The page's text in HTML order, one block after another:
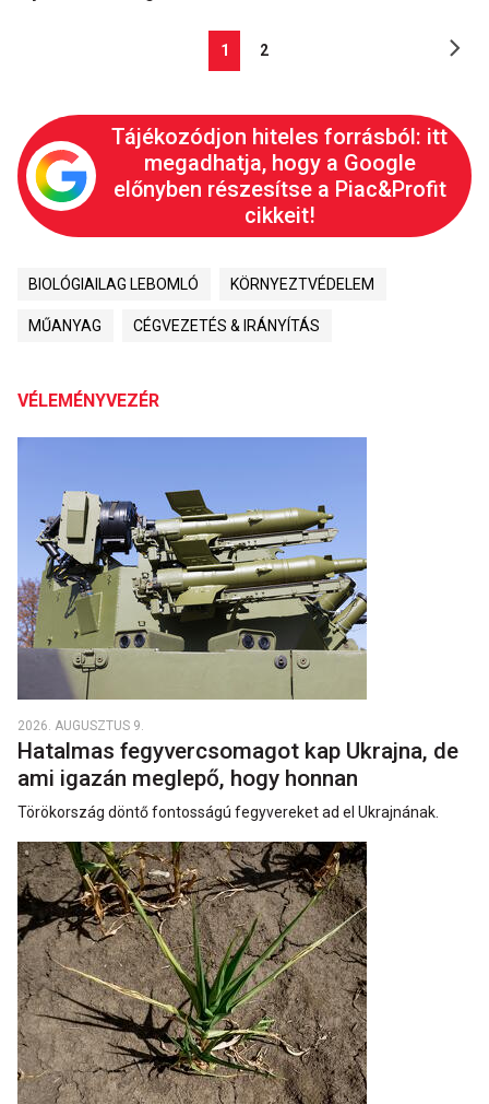
1 2
Tájékozódjon hiteles forrásból: itt
megadhatja, hogy a Google
előnyben részesítse a Piac&Profit
cikkeit!
BIOLÓGIAILAG LEBOMLÓ KÖRNYEZTVÉDELEM
MŰANYAG CÉGVEZETÉS & IRÁNYÍTÁS
VÉLEMÉNYVEZÉR
2026. AUGUSZTUS 9.
Hatalmas fegyvercsomagot kap Ukrajna, de
ami igazán meglepő, hogy honnan
Törökország döntő fontosságú fegyvereket ad el Ukrajnának.